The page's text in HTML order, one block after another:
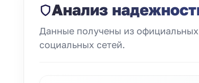
Анализ
Данные получены из
социальных сетей.